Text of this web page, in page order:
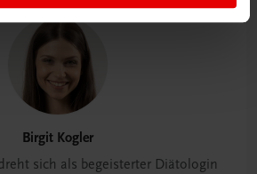
Birgit Kogler
sich als begeisterter Diätologin